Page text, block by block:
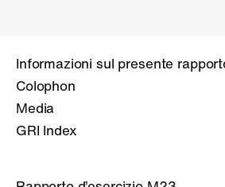
Informazioni sul presente
Colophon
Media
GRI Index